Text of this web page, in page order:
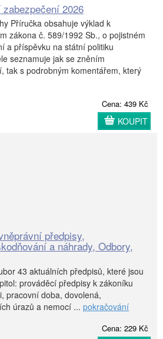
2026
Příručka obsahuje výklad k
zákona č. 589/1992 Sb., o pojistném
a příspěvku na státní politiku
seznamuje jak se zněním
tak s podrobným komentářem, který
Cena: 439 Kč
KOUPIT
předpisy,
a náhrady, Odbory,
43 aktuálních předpisů, které jsou
prováděcí předpisy k zákoníku
pracovní doba, dovolená,
úrazů a nemocí ... pokračování
Cena: 229 Kč